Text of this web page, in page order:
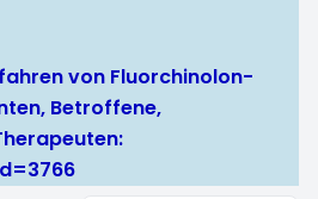
von Fluorchinolon-
Betroffene,